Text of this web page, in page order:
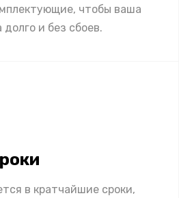
чтобы ваша
и без сбоев.
в кратчайшие сроки,